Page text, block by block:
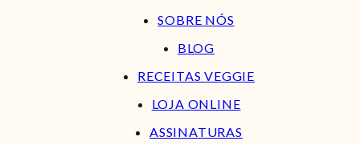
SOBRE NÓS
BLOG
RECEITAS VEGGIE
LOJA ONLINE
ASSINATURAS